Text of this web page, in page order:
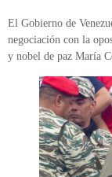
El Gobierno de
negociación con la
y nobel de paz María